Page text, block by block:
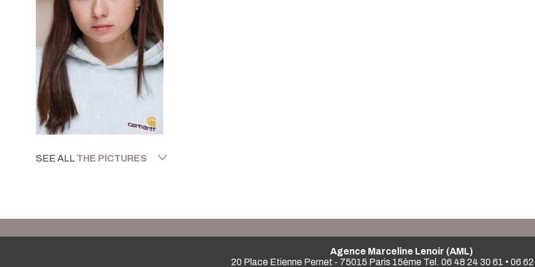
SEE ALL THE PICTURES
Agence Marceline Lenoir (AML)
20 Place Etienne Pernet - 75015 Paris 15ème Tel. 06 48 24 30 61 • 06 62